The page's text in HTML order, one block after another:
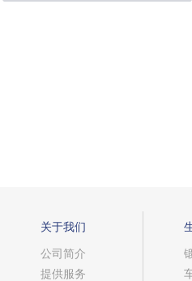
关于我们
公司简介
提供服务